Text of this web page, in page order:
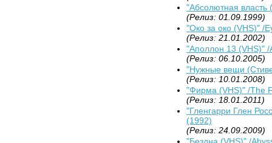
"Абсолютная власть
(Релиз: 01.09.1999)
"Око за око (VHS)" /
(Релиз: 21.01.2002)
"Аполлон 13 (VHS)"
(Релиз: 06.10.2005)
"Нужные вещи
(Релиз: 10.01.2008)
"Фирма (VHS)" /The
(Релиз: 18.01.2011)
"Гленгарри Глен
(1992)
(Релиз: 24.09.2009)
"Бездна (VHS)" /